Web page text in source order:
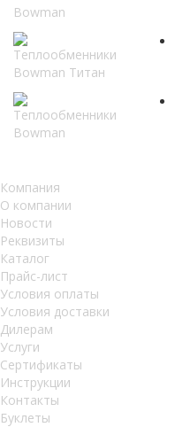
Компания
О компании
Новости
Реквизиты
Каталог
Прайс-лист
Условия оплаты
Условия доставки
Дилерам
Услуги
Сертификаты
Инструкции
Контакты
Буклеты